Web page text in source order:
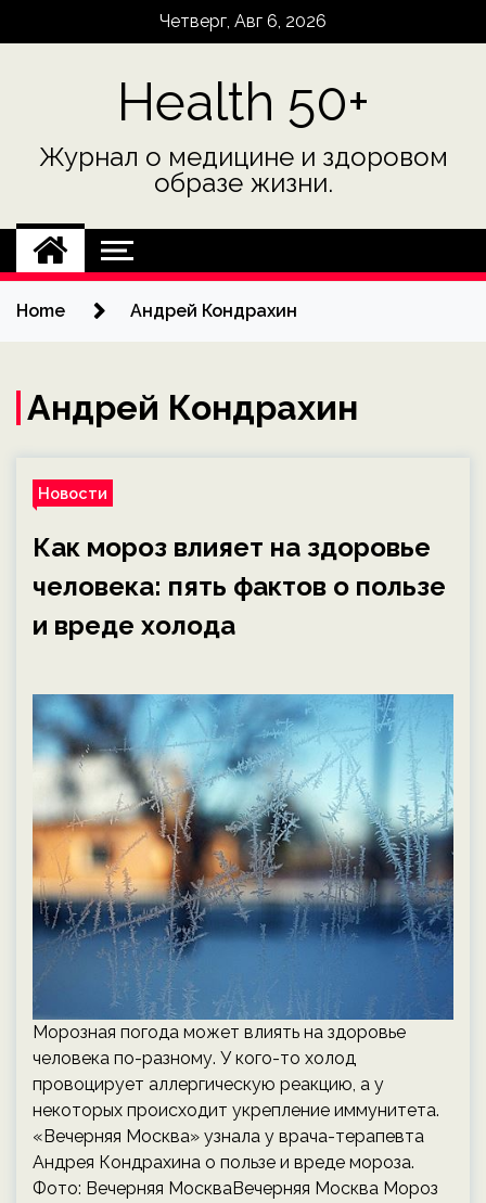
Четверг, Авг 6, 2026
Health 50+
Журнал о медицине и здоровом
образе жизни.
Home Андрей Кондрахин
Андрей Кондрахин
Новости
Как мороз влияет на здоровье
человека: пять фактов о пользе
и вреде холода
Морозная погода может влиять на здоровье
человека по-разному. У кого-то холод
провоцирует аллергическую реакцию, а у
некоторых происходит укрепление иммунитета.
«Вечерняя Москва» узнала у врача-терапевта
Андрея Кондрахина о пользе и вреде мороза.
Фото: Вечерняя МоскваВечерняя Москва Мороз